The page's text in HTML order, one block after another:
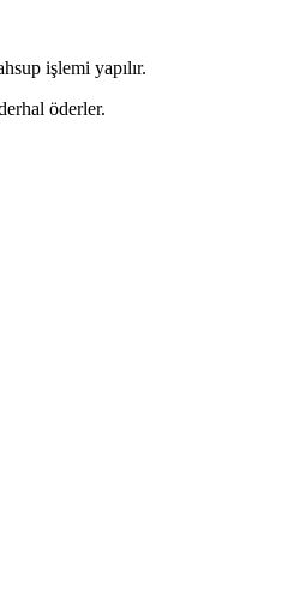
işlemi yapılır.
öderler.